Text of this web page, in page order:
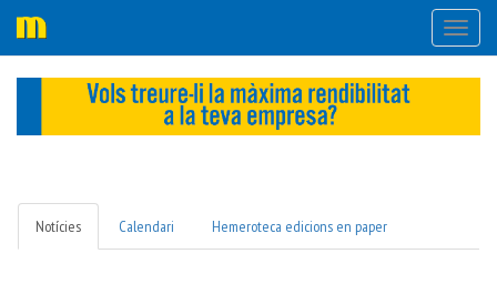
Notícies Calendari Hemeroteca edicions en paper